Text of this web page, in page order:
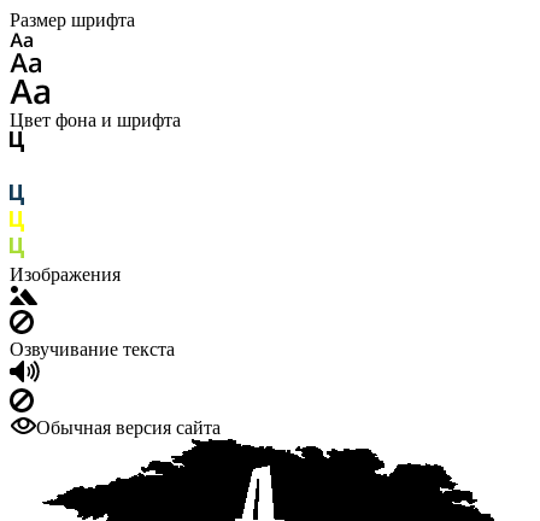
Размер шрифта
Цвет фона и шрифта
Изображения
Озвучивание текста
Обычная версия сайта